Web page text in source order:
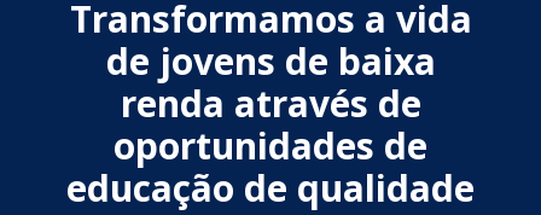
Transformamos a vida
de jovens de baixa
renda através de
oportunidades de
educação de qualidade